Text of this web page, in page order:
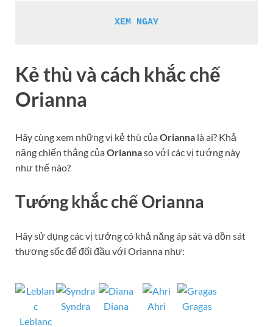
XEM NGAY
Kẻ thù và cách khắc chế
Orianna
Hãy cùng xem những vị kẻ thù củaOrianna là ai? Khả
năng chiến thắng củaOriannaso với các vị tướng này
như thế nào?
Tướng khắc chếOrianna
Hãy sử dụng các vị tướng có khả năng áp sát và dồn sát
thương sốc để đối đầu với Orianna như:
Leblanc
Syndra Diana Ahri Gragas